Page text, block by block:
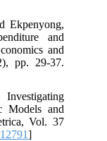
Ekpenyong,
and
and
pp. 29-37.
Models and
Vol. 37
]